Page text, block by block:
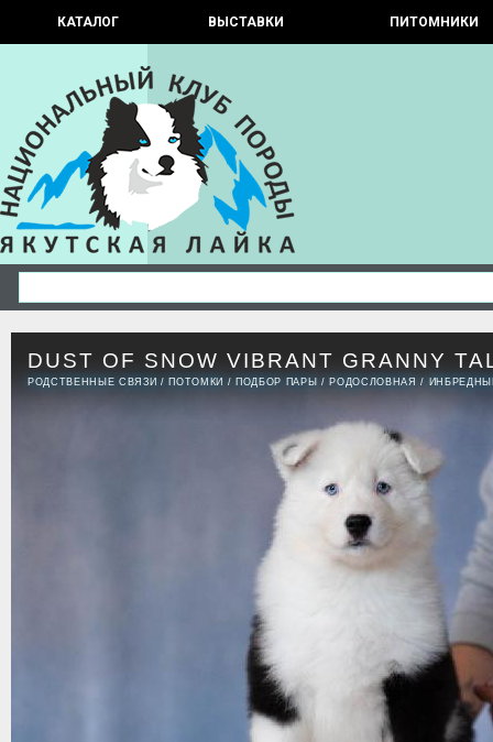
КАТАЛОГ ВЫСТАВКИ ПИТОМНИКИ
DUST OF SNOW VIBRANT GRANNY
РОДСТВЕННЫЕ СВЯЗИ / ПОТОМКИ / ПОДБОР ПАРЫ / РОДОСЛОВНАЯ /